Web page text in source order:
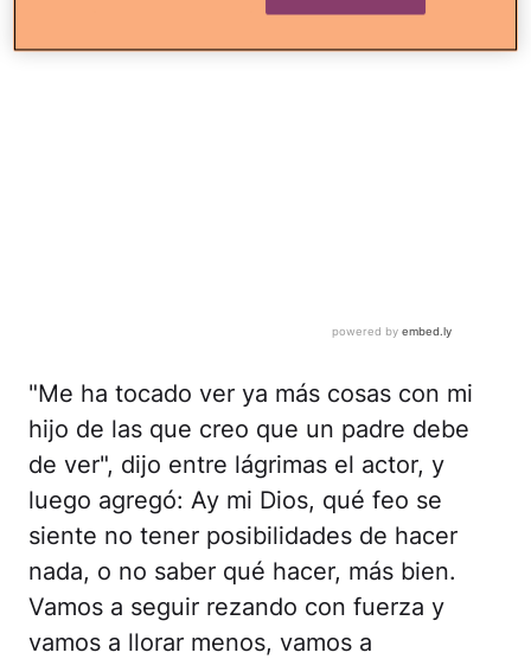
"Me ha tocado ver ya más cosas con mi
hijo de las que creo que un padre debe
de ver", dijo entre lágrimas el actor, y
luego agregó: Ay mi Dios, qué feo se
siente no tener posibilidades de hacer
nada, o no saber qué hacer, más bien.
Vamos a seguir rezando con fuerza y
vamos a llorar menos, vamos a